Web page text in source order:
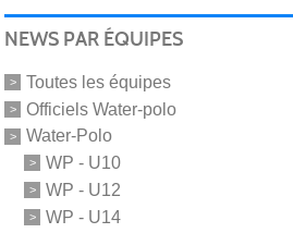
NEWS PAR ÉQUIPES
Toutes les équipes
Officiels Water-polo
Water-Polo
WP - U10
WP - U12
WP - U14